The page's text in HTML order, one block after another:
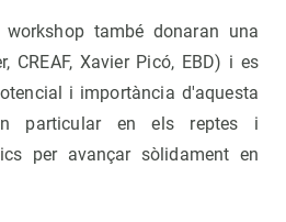
també donaran una
CREAF, Xavier Picó, EBD) i es
i importància d'aquesta
particular en els reptes i
per avançar sòlidament en